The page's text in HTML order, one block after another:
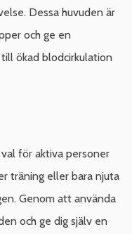
Dessa huvuden är
och ge en
ökad blodcirkulation
för aktiva personer
träning eller bara njuta
Genom att använda
och ge dig själv en